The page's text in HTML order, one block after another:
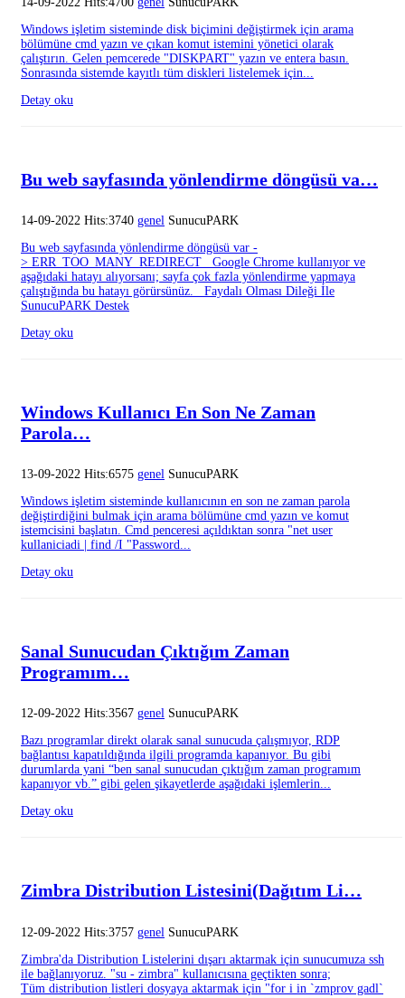
Windows işletim sisteminde disk biçimini değiştirmek için arama
bölümüne cmd yazın ve çıkan komut istemini yönetici olarak
çalıştırın. Gelen pemcerede "DISKPART" yazın ve entera basın.
Sonrasında sistemde kayıtlı tüm diskleri listelemek için...
Detay oku
Bu web sayfasında yönlendirme döngüsü va…
14-09-2022 Hits:3740 genel SunucuPARK
Bu web sayfasında yönlendirme döngüsü var -
> ERR_TOO_MANY_REDIRECT Google Chrome kullanıyor ve
aşağıdaki hatayı alıyorsanı; sayfa çok fazla yönlendirme yapmaya
çalıştığında bu hatayı görürsünüz. Faydalı Olması Dileği İle
SunucuPARK Destek
Detay oku
Windows Kullanıcı En Son Ne Zaman
Parola…
13-09-2022 Hits:6575 genel SunucuPARK
Windows işletim sisteminde kullanıcının en son ne zaman parola
değiştirdiğini bulmak için arama bölümüne cmd yazın ve komut
istemcisini başlatın. Cmd penceresi açıldıktan sonra "net user
kullaniciadi | find /I "Password...
Detay oku
Sanal Sunucudan Çıktığım Zaman
Programım…
12-09-2022 Hits:3567 genel SunucuPARK
Bazı programlar direkt olarak sanal sunucuda çalışmıyor, RDP
bağlantısı kapatıldığında ilgili programda kapanıyor. Bu gibi
durumlarda yani “ben sanal sunucudan çıktığım zaman programım
kapanıyor vb.” gibi gelen şikayetlerde aşağıdaki işlemlerin...
Detay oku
Zimbra Distribution Listesini(Dağıtım Li…
12-09-2022 Hits:3757 genel SunucuPARK
Zimbra'da Distribution Listelerini dışarı aktarmak için sunucumuza ssh
ile bağlanıyoruz. "su - zimbra" kullanıcısına geçtikten sonra;
Tüm distribution listleri dosyaya aktarmak için "for i in `zmprov gadl`